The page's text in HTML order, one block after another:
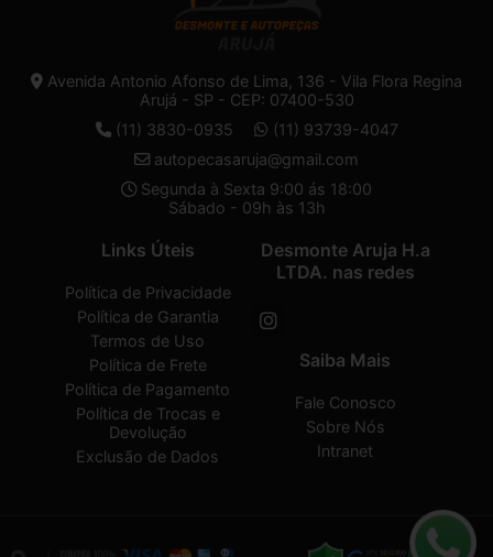
Avenida Antonio Afonso de Lima, 136 - Vila Flora Regina
Arujá - SP - CEP: 07400-530
(11) 3830-0935
(11) 93739-4047
autopecasaruja@gmail.com
Segunda à Sexta 9:00 ás 18:00
Sábado - 09h às 13h
Links Úteis
Política de Privacidade
Política de Garantia
Termos de Uso
Política de Frete
Política de Pagamento
Política de Trocas e
Devolução
Exclusão de Dados
Desmonte Aruja H.a
LTDA. nas redes
Saiba Mais
Fale Conosco
Sobre Nós
Intranet